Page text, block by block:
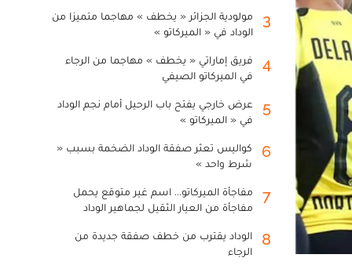
3
مولودية الجزائر « يخطف » مهاجما متميزا من
الوداد في « الميركاتو »
4
فريق إماراتي « يخطف » مهاجما من الرجاء
في الميركاتو الصيفي
5
عرض خارجي يفتح باب الرحيل أمام نجم الوداد
في « الميركاتو »
6
كواليس تعثر صفقة الوداد الضخمة بسبب «
شرط واحد »
7
مفاجأة الميركاتو... اسم غير متوقع يحمل
مفاجأة من العيار الثقيل لجماهير الوداد
8
الوداد يقترب من خطف صفقة جديدة من
الرجاء